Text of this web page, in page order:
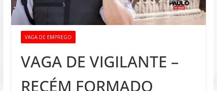
VAGA DE EMPREGO
VAGA DE VIGILANTE –
RECÉM FORMADO